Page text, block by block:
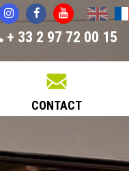
EnglishFrançais
+ 33 2 97 72 00 15
CONTACT